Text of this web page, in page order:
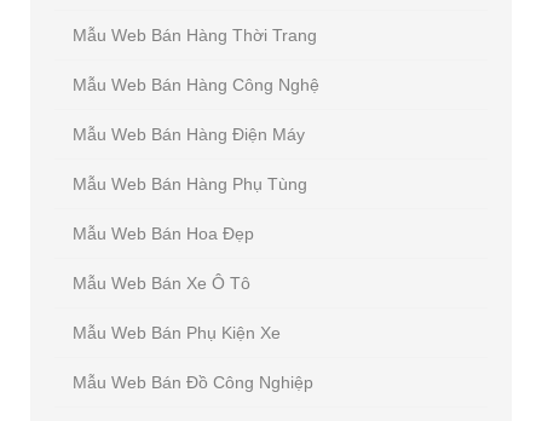
Mẫu Web Bán Hàng Thời Trang
Mẫu Web Bán Hàng Công Nghệ
Mẫu Web Bán Hàng Điện Máy
Mẫu Web Bán Hàng Phụ Tùng
Mẫu Web Bán Hoa Đẹp
Mẫu Web Bán Xe Ô Tô
Mẫu Web Bán Phụ Kiện Xe
Mẫu Web Bán Đồ Công Nghiệp